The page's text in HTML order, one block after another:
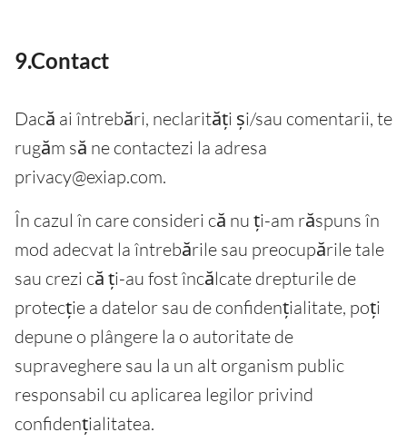
9.Contact
Dacă ai întrebări, neclarități și/sau comentarii, te
rugăm să ne contactezi la adresa
privacy@exiap.com.
În cazul în care consideri că nu ți-am răspuns în
mod adecvat la întrebările sau preocupările tale
sau crezi că ți-au fost încălcate drepturile de
protecție a datelor sau de confidențialitate, poți
depune o plângere la o autoritate de
supraveghere sau la un alt organism public
responsabil cu aplicarea legilor privind
confidențialitatea.